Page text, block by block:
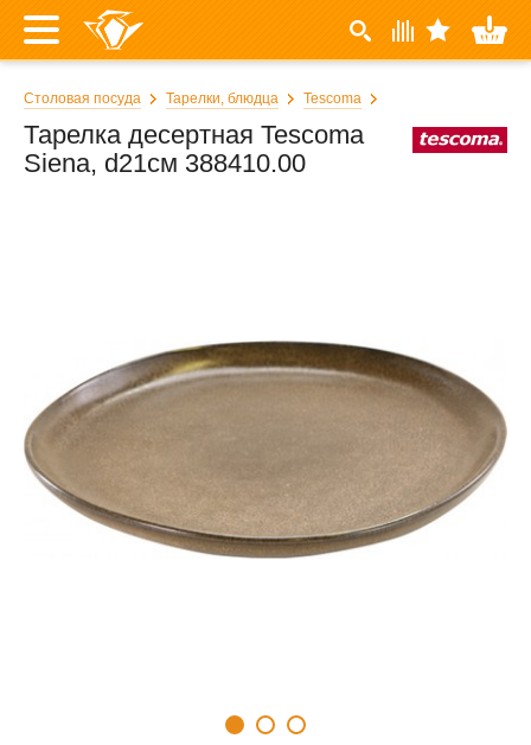
Столовая посуда Тарелки, блюдца Tescoma
Тарелка десертная Tescoma
Siena, d21см 388410.00